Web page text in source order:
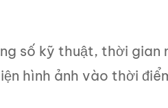
số kỹ thuật, thời gian
hình ảnh vào thời